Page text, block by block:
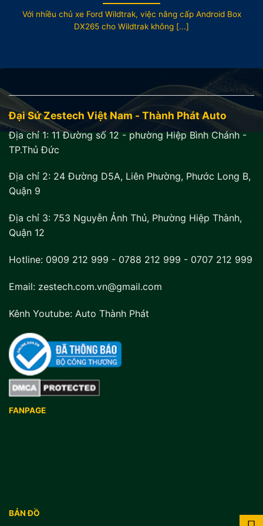
Với nhiều chủ xe Ford Wildtrak, việc nâng cấp Android Box
DX265 cho Wildtrak không [...]
Đại Sứ Zestech Việt Nam - Thành Phát Auto
Địa chỉ 1: 11 Đường số 12 - phường Hiệp Bình Chánh -
TP.Thủ Đức
Địa chỉ 2: 24 Đường D5A, Liên Phường, Phước Long B,
Quận 9
Địa chỉ 3: 753 Nguyễn Ảnh Thủ, Phường Hiệp Thành,
Quận 12
Hotline: 0909 212 999 - 0788 212 999 - 0707 212 999
Email: zestech.com.vn@gmail.com
Kênh Youtube: Auto Thành Phát
FANPAGE
BẢN ĐỒ